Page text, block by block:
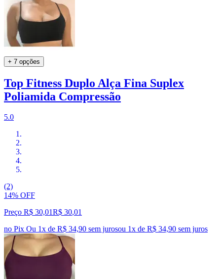
+ 7 opções
Top Fitness Duplo Alça Fina Suplex
Poliamida Compressão
5.0
(2)
14% OFF
Preço R$ 30,01R$ 30,01
no Pix Ou 1x de R$ 34,90 sem jurosou 1x de R$ 34,90 sem juros